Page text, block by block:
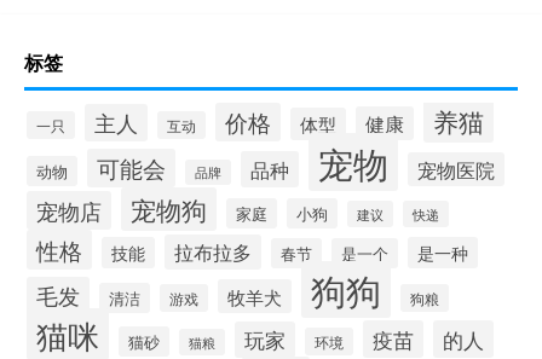
标签
一只 主人 互动 价格 体型 健康 养猫
动物 可能会 品牌 品种 宠物 宠物医院
宠物店 宠物狗 家庭 小狗 建议 快递
性格 技能 拉布拉多 春节 是一个 是一种
毛发 清洁 游戏 牧羊犬 狗狗 狗粮
猫咪 猫砂 猫粮 玩家 环境 疫苗 的人